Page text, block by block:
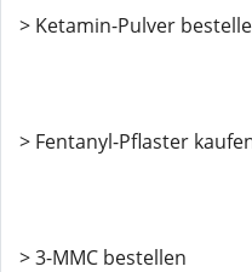
> Ketamin-Pulver
> Fentanyl-Pflaster
> 3-MMC bestellen